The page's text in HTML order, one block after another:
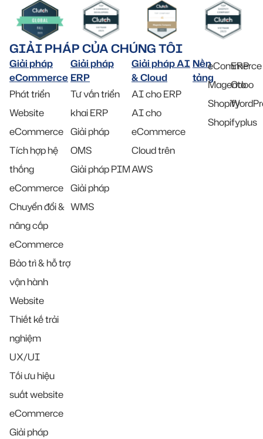
GIẢI PHÁP CỦA CHÚNG TÔI
Giải pháp
eCommerce
Phát triển
Website
eCommerce
Tích hợp hệ
thống
eCommerce
Chuyển đổi &
nâng cấp
eCommerce
Bảo trì & hỗ trợ
vận hành
Website
Thiết kế trải
nghiệm
UX/UI
Tối ưu hiệu
suất website
eCommerce
Giải pháp
Giải pháp
ERP
Tư vấn triển
khai ERP
Giải pháp
OMS
Giải pháp PIM
Giải pháp
WMS
Giải pháp AI
& Cloud
AI cho ERP
AI cho
eCommerce
Cloud trên
AWS
Nền
tảng
eCommerce
Magento
Shopify
Shopifyplus
ERP
Odoo